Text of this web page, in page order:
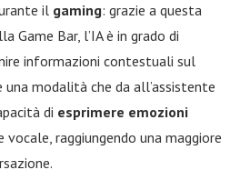
il gaming: grazie a questa
Game Bar, l’IA è in grado di
informazioni contestuali sul
una modalità che da all’assistente
di esprimere emozioni
raggiungendo una maggiore